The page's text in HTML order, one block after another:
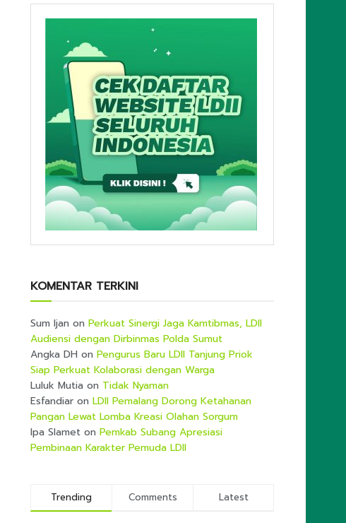
KOMENTAR TERKINI
Sum Ijan on Perkuat Sinergi Jaga Kamtibmas, LDII
Audiensi dengan Dirbinmas Polda Sumut
Angka DH on Pengurus Baru LDII Tanjung Priok
Siap Perkuat Kolaborasi dengan Warga
Luluk Mutia on Tidak Nyaman
Esfandiar on LDII Pemalang Dorong Ketahanan
Pangan Lewat Lomba Kreasi Olahan Sorgum
Ipa Slamet on Pemkab Subang Apresiasi
Pembinaan Karakter Pemuda LDII
Trending Comments Latest